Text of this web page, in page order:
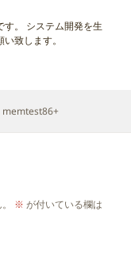
す。 システム開発を生
致します。
タ
memtest86+
※ が付いている欄は